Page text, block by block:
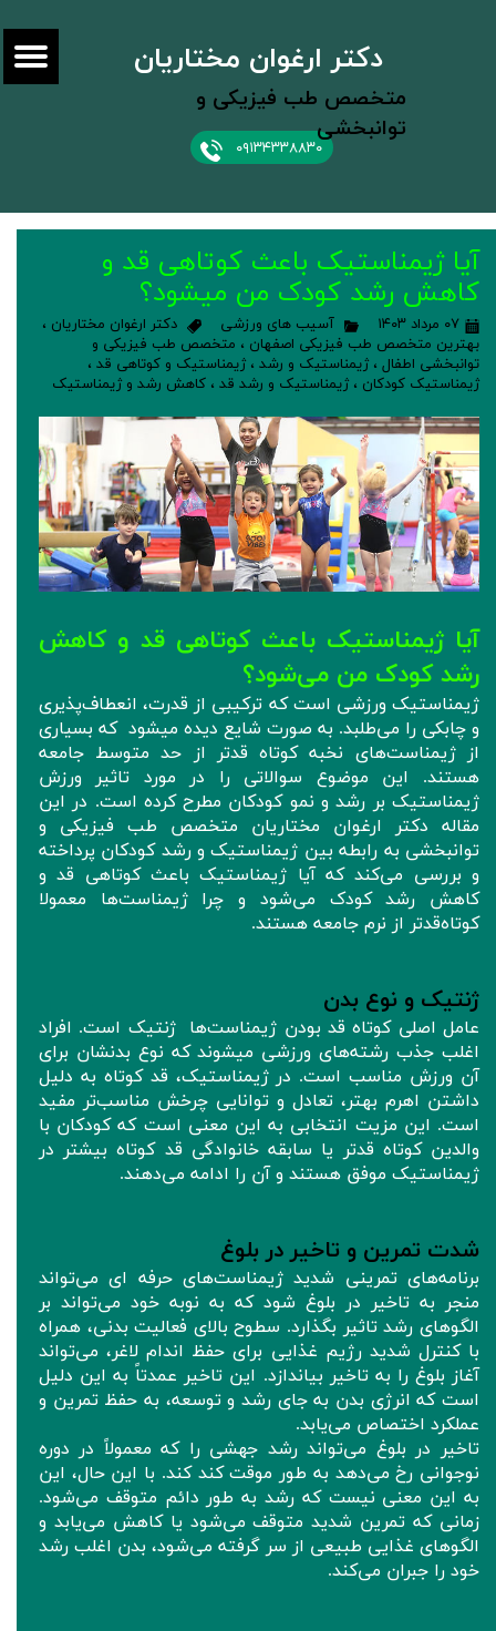
۰۹۱۳۴۳۳۸۸۳۰
دکتر ارغوان مختاریان
متخصص طب فیزیکی و
توانبخشی
آیا ژیمناستیک باعث کوتاهی قد و
کاهش رشد کودک من میشود؟
۰۷ مرداد ۱۴۰۳ آسیب های ورزشی دکتر ارغوان مختاریان ،
بهترین متخصص طب فیزیکی اصفهان ، متخصص طب فیزیکی و
توانبخشی اطفال ، ژیمناستیک و رشد ، ژیمناستیک و کوتاهی قد ،
ژیمناستیک کودکان ، ژیمناستیک و رشد قد ، کاهش رشد و ژیمناستیک
آیا ژیمناستیک باعث کوتاهی قد و کاهش
رشد کودک من می‌شود؟
ژیمناستیک ورزشی است که ترکیبی از قدرت، انعطاف‌پذیری
و چابکی را می‌طلبد. به صورت شایع دیده میشود که بسیاری
از ژیمناست‌های نخبه کوتاه‌ قدتر از حد متوسط جامعه
هستند. این موضوع سوالاتی را در مورد تاثیر ورزش
ژیمناستیک بر رشد و نمو کودکان مطرح کرده است. در این
مقاله دکتر ارغوان مختاریان متخصص طب فیزیکی و
توانبخشی به رابطه بین ژیمناستیک و رشد کودکان پرداخته
و بررسی می‌کند که آیا ژیمناستیک باعث کوتاهی قد و
کاهش رشد کودک می‌شود و چرا ژیمناست‌ها معمولا
کوتاه‌قدتر از نرم جامعه هستند.
ژنتیک و نوع بدن
عامل اصلی کوتاه قد بودن ژیمناست‌ها ژنتیک است. افراد
اغلب جذب رشته‌های ورزشی میشوند که نوع بدنشان برای
آن ورزش مناسب است. در ژیمناستیک، قد کوتاه به دلیل
داشتن اهرم بهتر، تعادل و توانایی چرخش مناسب‌تر مفید
است. این مزیت انتخابی به این معنی است که کودکان با
والدین کوتاه‌ قدتر یا سابقه خانوادگی قد کوتاه بیشتر در
ژیمناستیک موفق هستند و آن را ادامه می‌دهند.
شدت تمرین و تاخیر در بلوغ
برنامه‌های تمرینی شدید ژیمناست‌های حرفه ای می‌تواند
منجر به تاخیر در بلوغ شود که به نوبه خود می‌تواند بر
الگوهای رشد تاثیر بگذارد. سطوح بالای فعالیت بدنی، همراه
با کنترل‌ شدید رژیم غذایی برای حفظ اندام لاغر، می‌تواند
آغاز بلوغ را به تاخیر بیاندازد. این تاخیر عمدتاً به این دلیل
است که انرژی بدن به جای رشد و توسعه، به حفظ تمرین و
عملکرد اختصاص می‌یابد.
تاخیر در بلوغ می‌تواند رشد جهشی را که معمولاً در دوره
نوجوانی رخ می‌دهد به طور موقت کند کند. با این حال، این
به این معنی نیست که رشد به طور دائم متوقف می‌شود.
زمانی که تمرین شدید متوقف می‌شود یا کاهش می‌یابد و
الگوهای غذایی طبیعی از سر گرفته می‌شود، بدن اغلب رشد
خود را جبران می‌کند.